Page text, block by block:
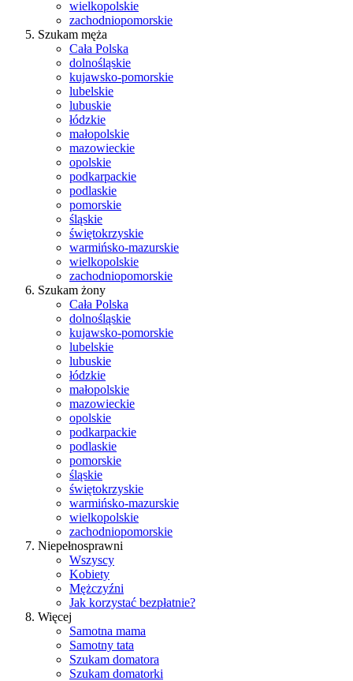
wielkopolskie
zachodniopomorskie
Szukam męża
Cała Polska
dolnośląskie
kujawsko-pomorskie
lubelskie
lubuskie
łódzkie
małopolskie
mazowieckie
opolskie
podkarpackie
podlaskie
pomorskie
śląskie
świętokrzyskie
warmińsko-mazurskie
wielkopolskie
zachodniopomorskie
Szukam żony
Cała Polska
dolnośląskie
kujawsko-pomorskie
lubelskie
lubuskie
łódzkie
małopolskie
mazowieckie
opolskie
podkarpackie
podlaskie
pomorskie
śląskie
świętokrzyskie
warmińsko-mazurskie
wielkopolskie
zachodniopomorskie
Niepełnosprawni
Wszyscy
Kobiety
Mężczyźni
Jak korzystać bezpłatnie?
Więcej
Samotna mama
Samotny tata
Szukam domatora
Szukam domatorki